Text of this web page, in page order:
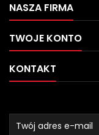
NASZA FIRMA
TWOJE KONTO
KONTAKT